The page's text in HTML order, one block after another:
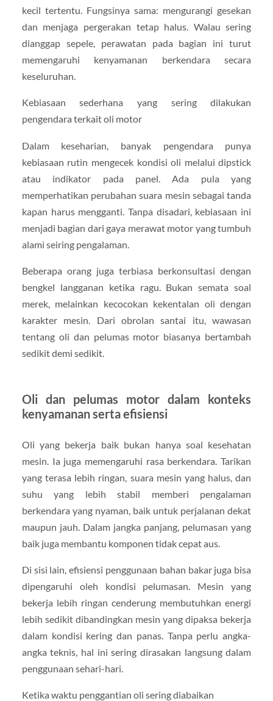
kecil tertentu. Fungsinya sama: mengurangi gesekan
dan menjaga pergerakan tetap halus. Walau sering
dianggap sepele, perawatan pada bagian ini turut
memengaruhi kenyamanan berkendara secara
keseluruhan.
Kebiasaan sederhana yang sering dilakukan
pengendara terkait oli motor
Dalam keseharian, banyak pengendara punya
kebiasaan rutin mengecek kondisi oli melalui dipstick
atau indikator pada panel. Ada pula yang
memperhatikan perubahan suara mesin sebagai tanda
kapan harus mengganti. Tanpa disadari, kebiasaan ini
menjadi bagian dari gaya merawat motor yang tumbuh
alami seiring pengalaman.
Beberapa orang juga terbiasa berkonsultasi dengan
bengkel langganan ketika ragu. Bukan semata soal
merek, melainkan kecocokan kekentalan oli dengan
karakter mesin. Dari obrolan santai itu, wawasan
tentang oli dan pelumas motor biasanya bertambah
sedikit demi sedikit.
Oli dan pelumas motor dalam konteks
kenyamanan serta efisiensi
Oli yang bekerja baik bukan hanya soal kesehatan
mesin. Ia juga memengaruhi rasa berkendara. Tarikan
yang terasa lebih ringan, suara mesin yang halus, dan
suhu yang lebih stabil memberi pengalaman
berkendara yang nyaman, baik untuk perjalanan dekat
maupun jauh. Dalam jangka panjang, pelumasan yang
baik juga membantu komponen tidak cepat aus.
Di sisi lain, efisiensi penggunaan bahan bakar juga bisa
dipengaruhi oleh kondisi pelumasan. Mesin yang
bekerja lebih ringan cenderung membutuhkan energi
lebih sedikit dibandingkan mesin yang dipaksa bekerja
dalam kondisi kering dan panas. Tanpa perlu angka-
angka teknis, hal ini sering dirasakan langsung dalam
penggunaan sehari-hari.
Ketika waktu penggantian oli sering diabaikan